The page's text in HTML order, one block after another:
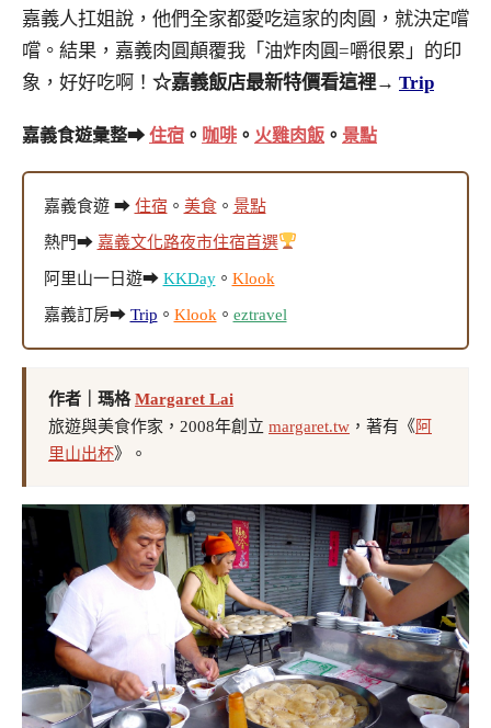
嘉義人扛姐說，他們全家都愛吃這家的肉圓，就決定嚐
嚐。結果，嘉義肉圓顛覆我「油炸肉圓=嚼很累」的印
象，好好吃啊！ ☆嘉義飯店最新特價看這裡→ Trip
嘉義食遊彙整➡ 住宿 。 咖啡 。 火雞肉飯 。 景點
嘉義食遊 ➡ 住宿 。 美食。 景點
熱門➡ 嘉義文化路夜市住宿首選
阿里山一日遊➡ KKDay。 Klook
嘉義訂房➡ Trip 。 Klook 。 eztravel
作者｜瑪格Margaret Lai
旅遊與美食作家，2008年創立 margaret.tw ，著有《阿
里山出杯》。